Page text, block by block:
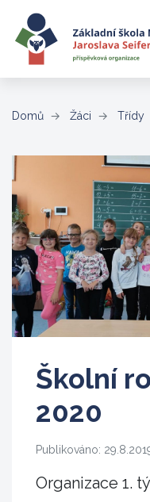
Domů Žáci Třídy
Školní
2020
Publikováno:
Organizace 1.